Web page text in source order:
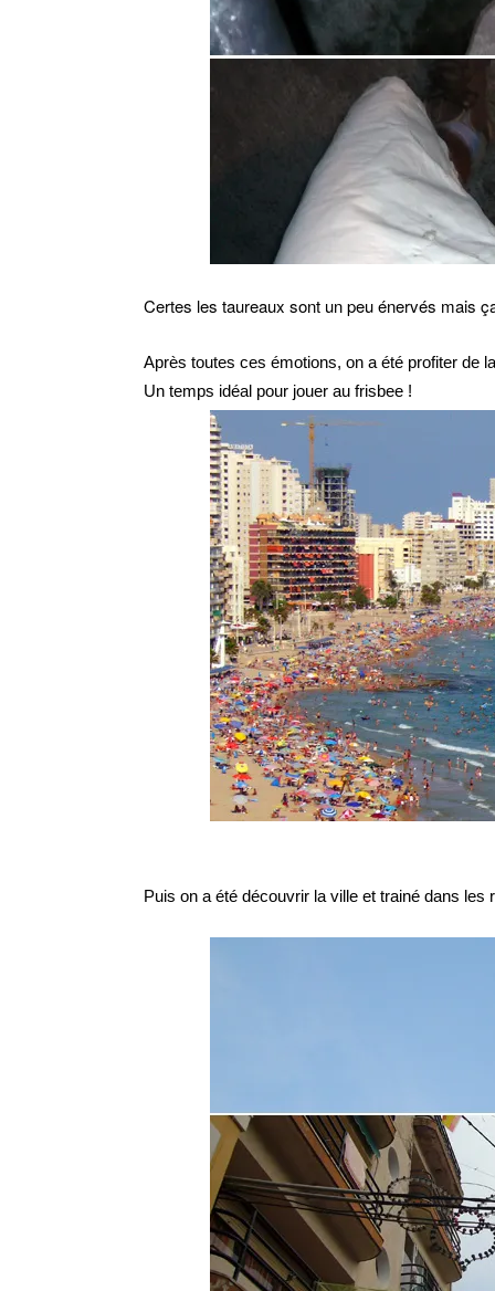
Certes les taureaux sont un peu énervés mais
Après toutes ces émotions, on a été profiter de
Un temps idéal pour jouer au frisbee !
Puis on a été découvrir la ville et trainé dans